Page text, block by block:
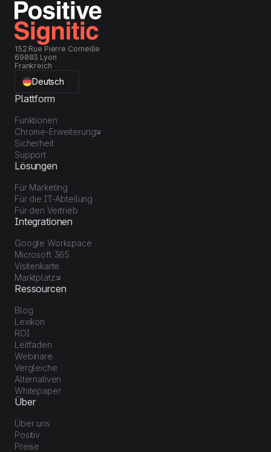
152 Rue Pierre Corneille
69003 Lyon
Frankreich
Deutsch
Plattform
Funktionen
Chrome-Erweiterung
Sicherheit
Support
Lösungen
Für Marketing
Für die IT-Abteilung
Für den Vertrieb
Integrationen
Google Workspace
Microsoft 365
Visitenkarte
Marktplatz
Ressourcen
Blog
Lexikon
ROI
Leitfaden
Webinare
Vergleiche
Alternativen
Whitepaper
Über
Über uns
Positiv
Preise